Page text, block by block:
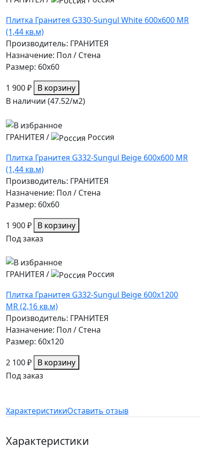
Плитка Гранитея G330-Sungul White 600х600 MR
(1,44 кв.м)
Производитель: ГРАНИТЕЯ
Назначение: Пол / Стена
Размер: 60x60
1 900 ₽ В корзину
В наличии (47.52/м2)
ГРАНИТЕЯ /
Россия
Плитка Гранитея G332-Sungul Beige 600х600 MR
(1,44 кв.м)
Производитель: ГРАНИТЕЯ
Назначение: Пол / Стена
Размер: 60x60
1 900 ₽ В корзину
Под заказ
ГРАНИТЕЯ /
Россия
Плитка Гранитея G332-Sungul Beige 600х1200
MR (2,16 кв.м)
Производитель: ГРАНИТЕЯ
Назначение: Пол / Стена
Размер: 60x120
2 100 ₽ В корзину
Под заказ
ХарактеристикиОставить отзыв
Характеристики